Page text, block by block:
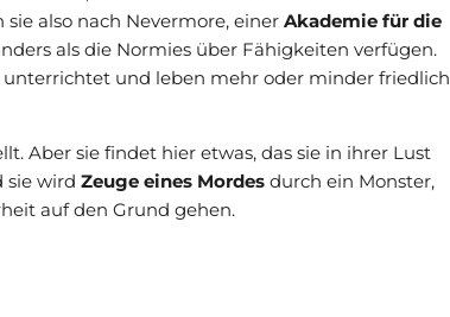
also nach Nevermore, einer Akademie für die
als die Normies über Fähigkeiten verfügen.
und leben mehr oder minder friedlich
Aber sie findet hier etwas, das sie in ihrer Lust
sie wird Zeuge eines Mordes durch ein Monster,
auf den Grund gehen.